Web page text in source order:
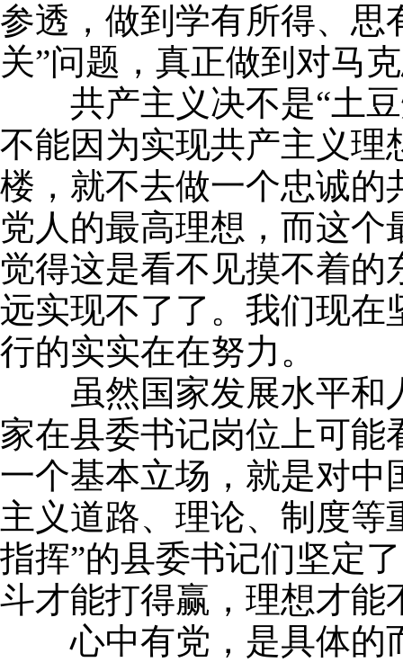
参透，做到学有所得、思
关”问题，真正做到对马
共产主义决不是“土豆
不能因为实现共产主义理
楼，就不去做一个忠诚的
党人的最高理想，而这
觉得这是看不见摸不着
远实现不了了。我们现在
行的实实在在努力。
虽然国家发展水平和人
家在县委书记岗位上可
一个基本立场，就是对
主义道路、理论、制度等
指挥”的县委书记们坚定
斗才能打得赢，理想才能
心中有党，是具体的而